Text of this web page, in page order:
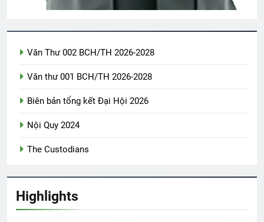
2 Years Ago
NỖI ĐAU CON TIM TAN VỠ (Erika Jong)
LÁ THƯ KHÓ HIỂU (Rabindranath
NT Lê Minh Khải K14
Văn Thư 002 BCH/TH 2026-2028
Văn thư 001 BCH/TH 2026-2028
Biên bản tổng kết Đại Hội 2026
Nội Quy 2024
The Custodians
Highlights